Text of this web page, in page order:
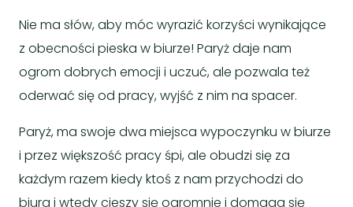
Nie ma słów, aby móc wyrazić korzyści wynikające
z obecności pieska w biurze! Paryż daje nam
ogrom dobrych emocji i uczuć, ale pozwala też
oderwać się od pracy, wyjść z nim na spacer.
Paryż, ma swoje dwa miejsca wypoczynku w biurze
i przez większość pracy śpi, ale obudzi się za
każdym razem kiedy ktoś z nam przychodzi do
biura i wtedy cieszy się ogromnie i domaga się